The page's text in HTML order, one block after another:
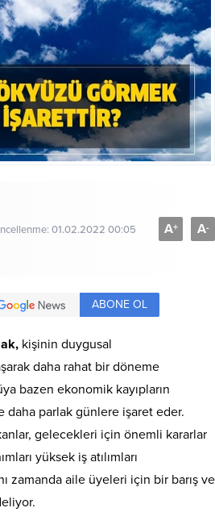
01.02.2022 00:05 A+ A-
ABONE OL
kişinin duygusal
daha rahat bir döneme
bazen ekonomik kayıpların
daha parlak günlere işaret eder.
gelecekleri için önemli kararlar
yüksek iş atılımları
zamanda aile üyeleri için bir barış ve